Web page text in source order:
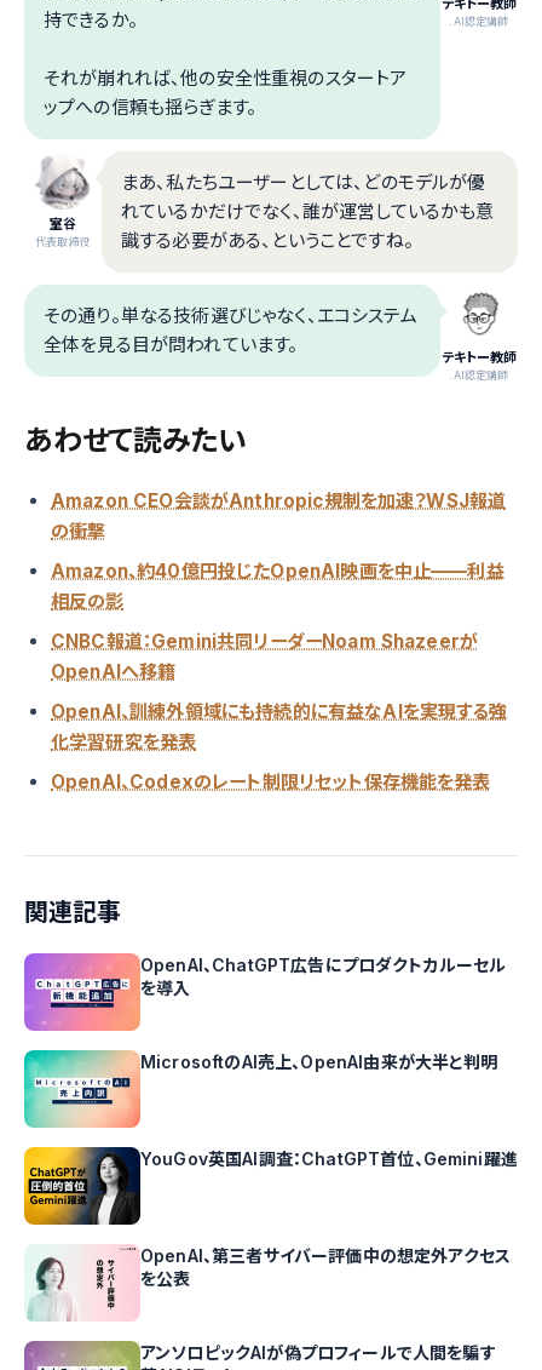
テキトー教師
.AI認定講師
持できるか。
それが崩れれば、他の安全性重視のスタートア
ップへの信頼も揺らぎます。
室谷
代表取締役
まあ、私たちユーザーとしては、どのモデルが優
れているかだけでなく、誰が運営しているかも意
識する必要がある、ということですね。
テキトー教師
.AI認定講師
その通り。単なる技術選びじゃなく、エコシステム
全体を見る目が問われています。
あわせて読みたい
Amazon CEO会談がAnthropic規制を加速？WSJ報道
の衝撃
Amazon、約40億円投じたOpenAI映画を中止——利益
相反の影
CNBC報道：Gemini共同リーダーNoam Shazeerが
OpenAIへ移籍
OpenAI、訓練外領域にも持続的に有益なAIを実現する強
化学習研究を発表
OpenAI、Codexのレート制限リセット保存機能を発表
関連記事
OpenAI、ChatGPT広告にプロダクトカルーセル
を導入
MicrosoftのAI売上、OpenAI由来が大半と判明
YouGov英国AI調査：ChatGPT首位、Gemini躍進
OpenAI、第三者サイバー評価中の想定外アクセス
を公表
アンソロピックAIが偽プロフィールで人間を騙す